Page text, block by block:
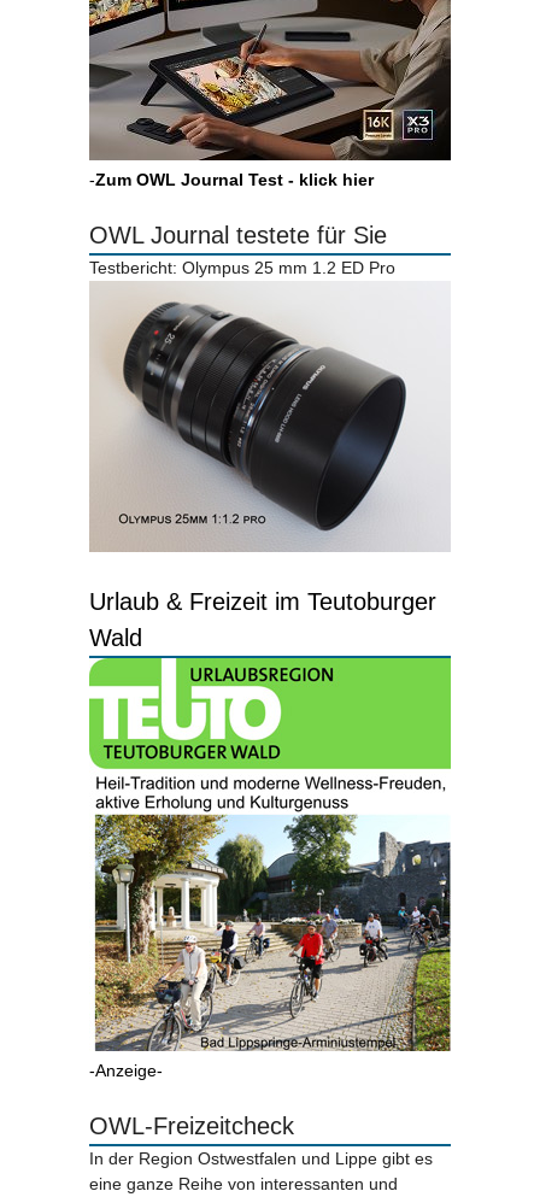
-Zum OWL Journal Test - klick hier
OWL Journal testete für Sie
Testbericht: Olympus 25 mm 1.2 ED Pro
Urlaub & Freizeit im Teutoburger
Wald
-Anzeige-
OWL-Freizeitcheck
In der Region Ostwestfalen und Lippe gibt es
eine ganze Reihe von interessanten und